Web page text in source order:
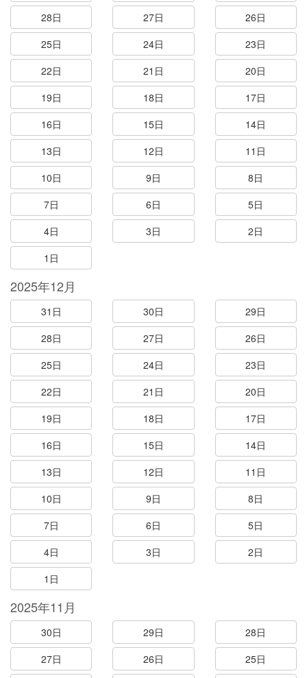
28日 27日
26日
25日
24日
23日
22日
21日
20日
19日
18日
17日
16日
15日
14日
13日
12日
11日
10日
9日
8日
7日
6日
5日
4日
3日
2日
1日
2025年12月
31日 30日
29日
28日
27日
26日
25日
24日
23日
22日
21日
20日
19日
18日
17日
16日
15日
14日
13日
12日
11日
10日
9日
8日
7日
6日
5日
4日
3日
2日
1日
2025年11月
30日 29日
28日
27日
26日
25日